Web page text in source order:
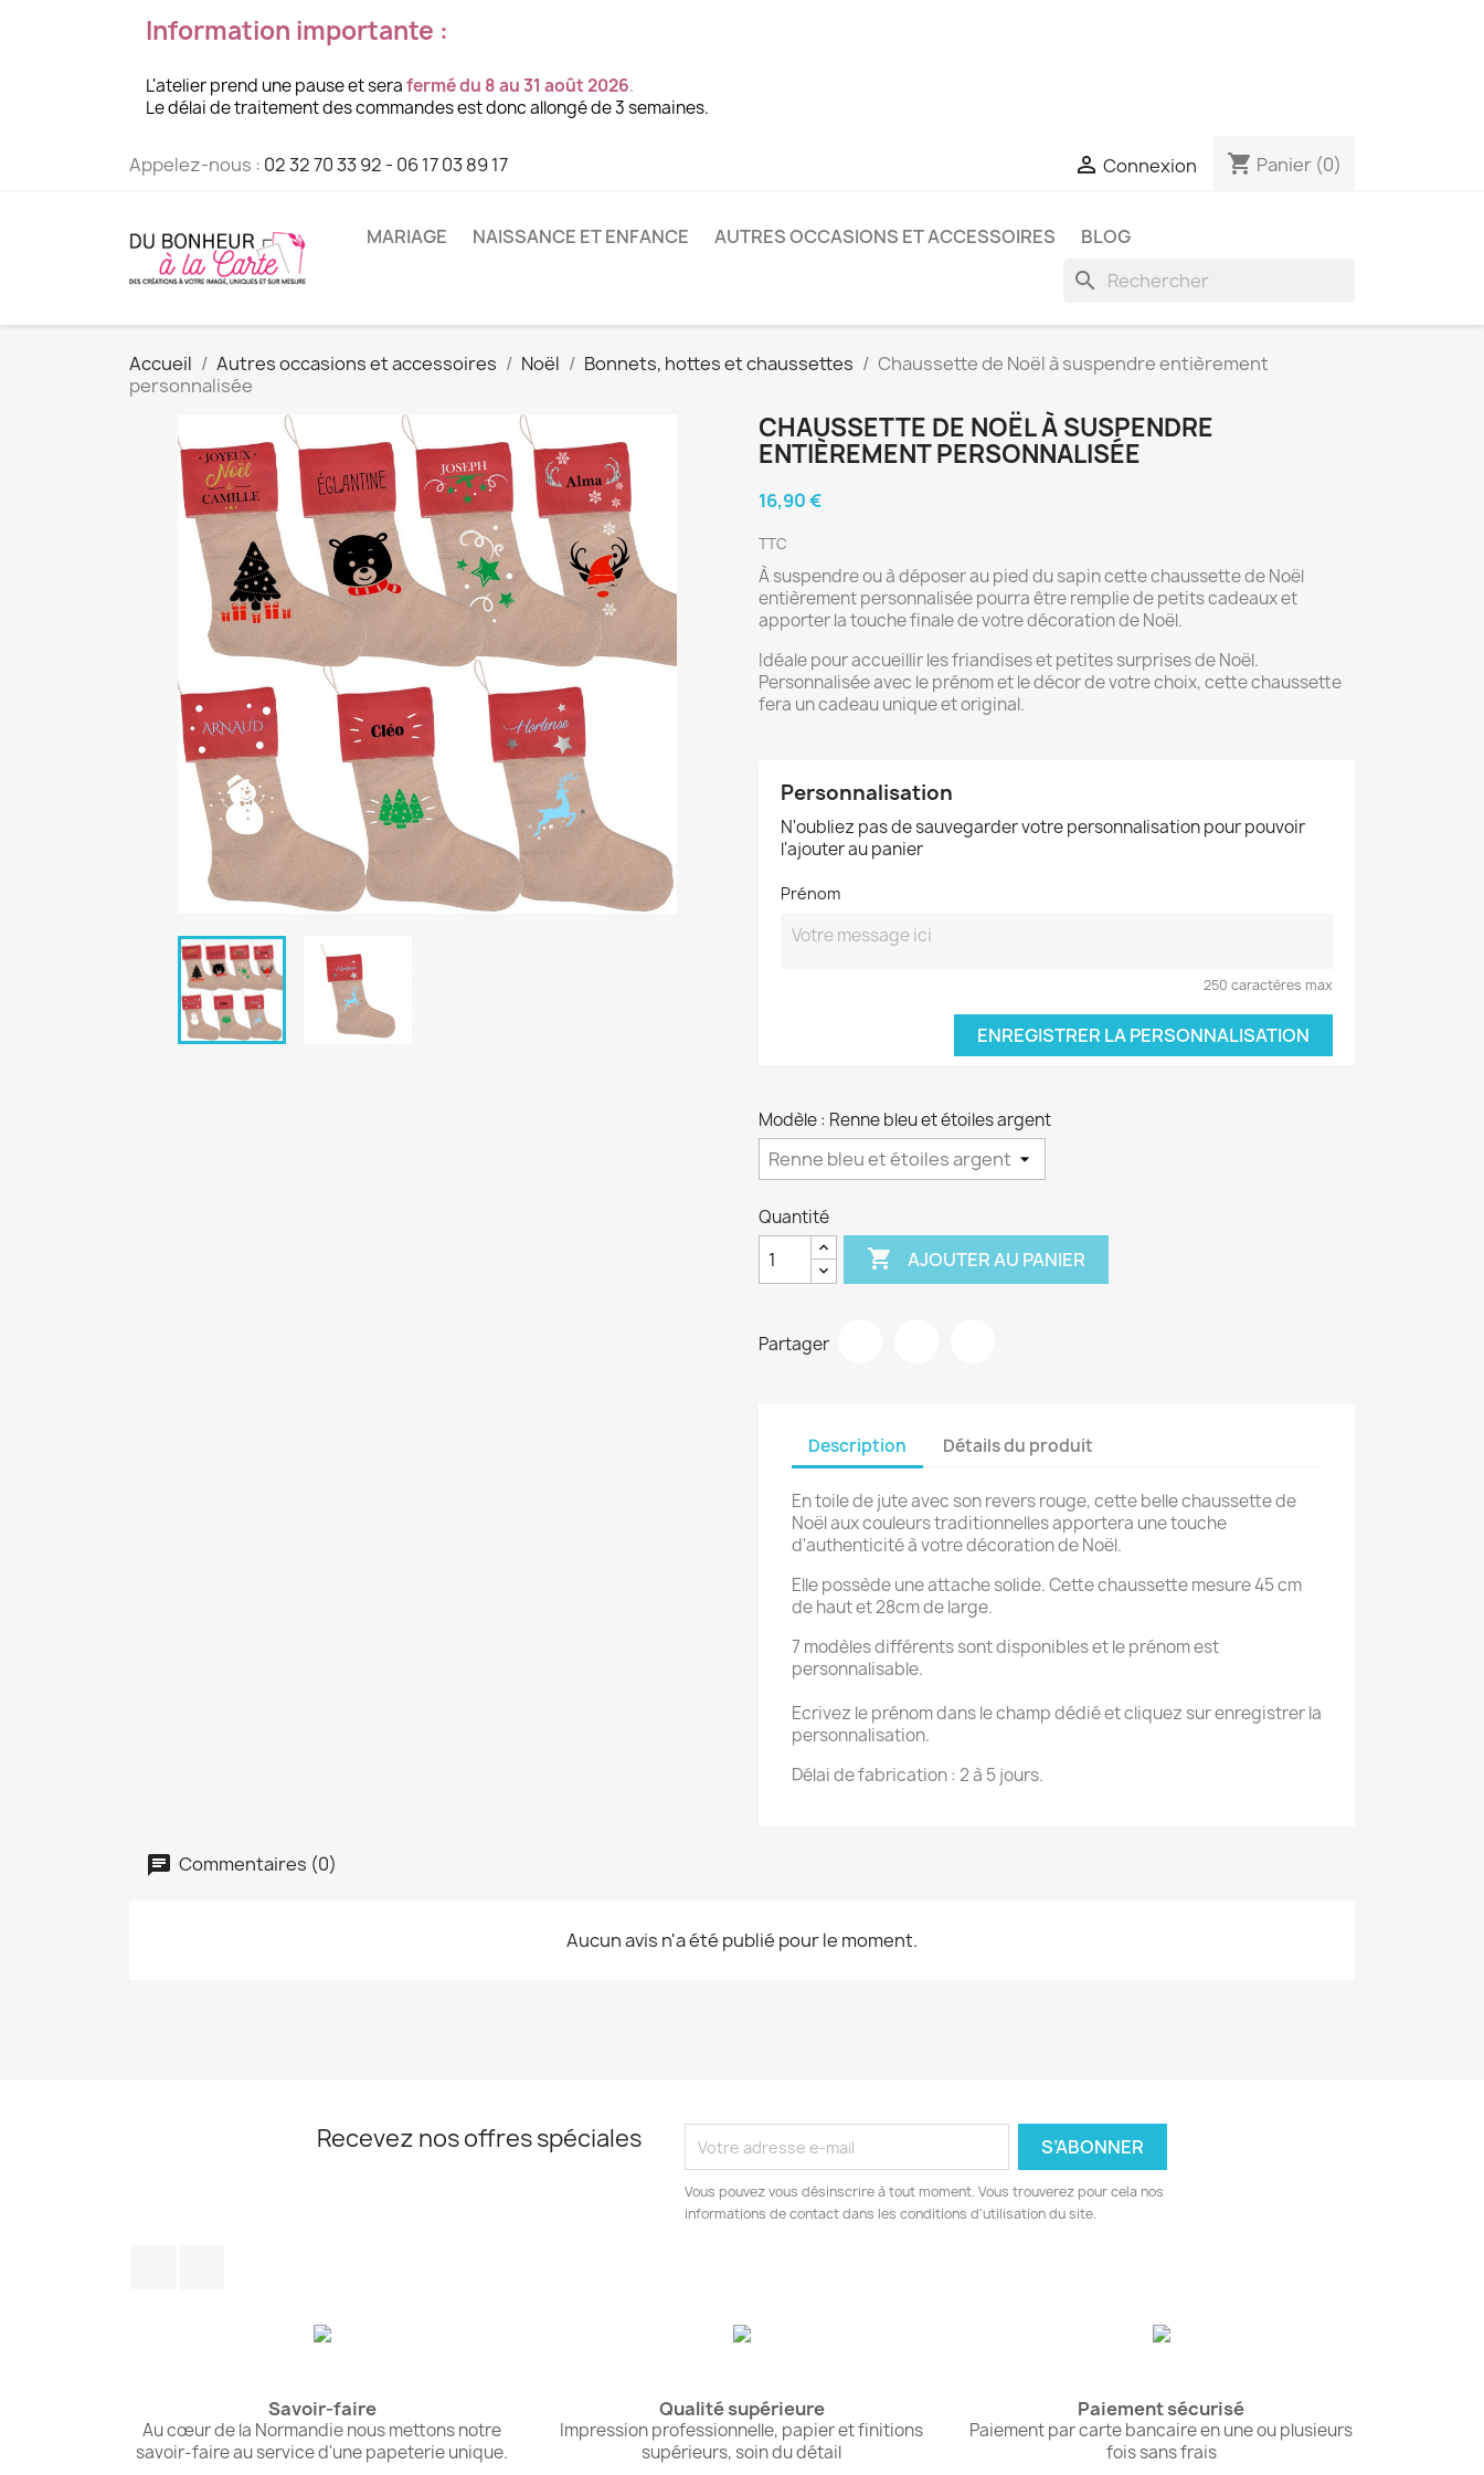
Information importante :
L'atelier prend une pause et serafermé du 8 au 31 août 2026.
Le délai de traitement des commandes est donc allongé de 3 semaines.
Appelez-nous : 02 32 70 33 92 - 06 17 03 89 17  Connexion shopping_cart Panier (0)
MARIAGE NAISSANCE ET ENFANCE AUTRES OCCASIONS ET ACCESSOIRES BLOG
search
Accueil Autres occasions et accessoires Noël Bonnets, hottes et chaussettes
Chaussette de Noël à suspendre entièrement
personnalisée
CHAUSSETTE DE NOËL À SUSPENDRE
ENTIÈREMENT PERSONNALISÉE
16,90 €
TTC
Àsuspendre ou à déposer au pied du sapin cette chaussette de Noël
entièrement personnalisée pourra être remplie de petits cadeaux et
apporter la touche finale de votre décoration de Noël.
Idéale pour accueillir les friandises et petites surprises de Noël.
Personnalisée avec le prénom et le décor de votre choix, cette chaussette
fera un cadeau unique et original.
Personnalisation
N'oubliez pas de sauvegarder votre personnalisation pour pouvoir
l'ajouter au panier
Prénom
250 caractères max
ENREGISTRER LA PERSONNALISATION
Modèle : Renne bleu et étoiles argent
Quantité
 AJOUTER AU PANIER
Partager
Description Détails du produit
En toile de jute avec son revers rouge, cette belle chaussette de
Noël aux couleurs traditionnelles apportera une touche
d'authenticité à votre décoration de Noël.
Elle possède une attache solide. Cette chaussette mesure 45 cm
de haut et 28cm de large.
7 modèles différents sont disponibles et le prénom est
personnalisable.
Ecrivez le prénom dans le champ dédié et cliquez sur enregistrer la
personnalisation.
Délai de fabrication : 2 à 5 jours.
Commentaires (0)
Aucun avis n'a été publié pour le moment.
Recevez nos offres spéciales
Vous pouvez vous désinscrire à tout moment. Vous trouverez pour cela nos
informations de contact dans les conditions d'utilisation du site.
Savoir-faire
Au cœur de la Normandie nous mettons notre
savoir-faire au service d'une papeterie unique.
Qualité supérieure
Impression professionnelle, papier et finitions
supérieurs, soin du détail
Paiement sécurisé
Paiement par carte bancaire en une ou plusieurs
fois sans frais